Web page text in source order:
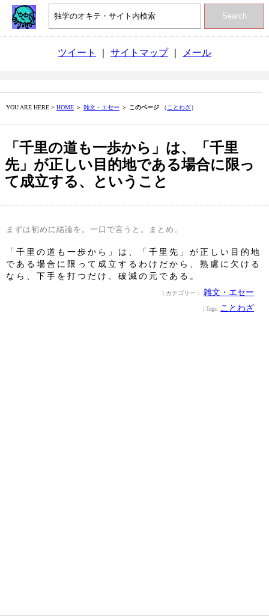
Search
ツイート サイトマップ｜ メール
YOU ARE HERE > HOME ＞ 雑文・エセー ＞ このページ （ ことわざ）
「千里の道も一歩から」は、「千里
先」が正しい目的地である場合に限っ
て成立する、ということ
まずは初めに結論を。一口で言うと。まとめ。
「千里の道も一歩から」は、「千里先」が正しい目的地
である場合に限って成立するわけだから、熟慮に欠ける
なら、下手を打つだけ、破滅の元である。
| カテゴリー： 雑文・エセー
| Tags: ことわざ